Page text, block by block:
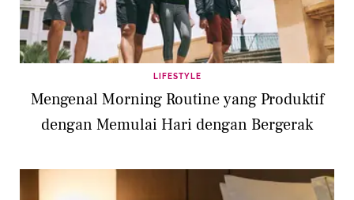
LIFESTYLE
Mengenal Morning Routine yang Produktif
dengan Memulai Hari dengan Bergerak